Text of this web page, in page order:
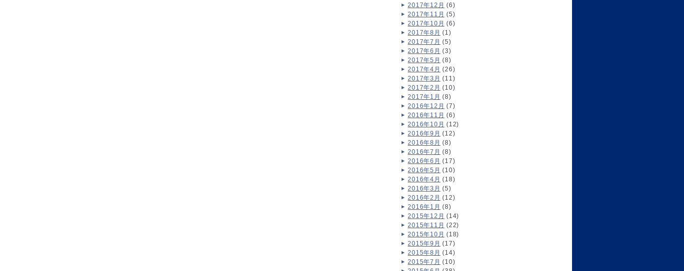
2017年12月 (6)
2017年11月 (5)
2017年10月 (6)
2017年8月 (1)
2017年7月 (5)
2017年6月 (3)
2017年5月 (8)
2017年4月 (26)
2017年3月 (11)
2017年2月 (10)
2017年1月 (8)
2016年12月 (7)
2016年11月 (6)
2016年10月 (12)
2016年9月 (12)
2016年8月 (8)
2016年7月 (8)
2016年6月 (17)
2016年5月 (10)
2016年4月 (18)
2016年3月 (5)
2016年2月 (12)
2016年1月 (8)
2015年12月 (14)
2015年11月 (22)
2015年10月 (18)
2015年9月 (17)
2015年8月 (14)
2015年7月 (10)